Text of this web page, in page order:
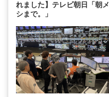
れました】テレビ朝日「朝メ
シまで。」